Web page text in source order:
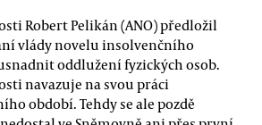
Robert Pelikán (ANO) předložil
vlády novelu insolvenčního
oddlužení fyzických osob.
navazuje na svou práci
období. Tehdy se ale pozdě